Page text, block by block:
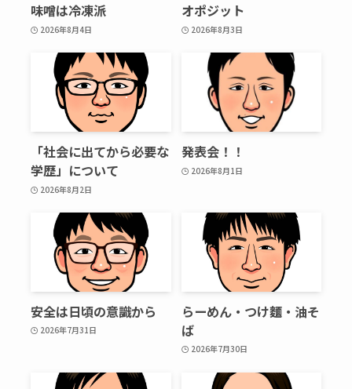
味噌は冷凍派
2026年8月4日
オポジット
2026年8月3日
「社会に出てから必要な
学歴」について
2026年8月2日
発表会！！
2026年8月1日
安全は日頃の意識から
2026年7月31日
らーめん・つけ麵・油そ
ば
2026年7月30日